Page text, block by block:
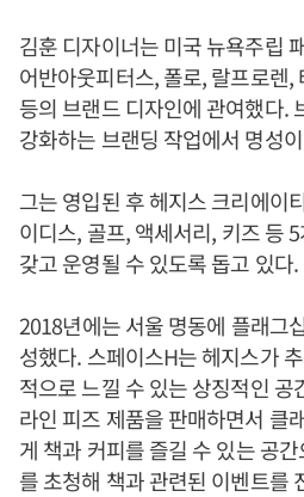
김훈 디자이너는 미국 뉴욕주립
어반아웃피터스, 폴로, 랄프로렌,
등의 브랜드 디자인에 관여했다.
강화하는 브랜딩 작업에서 명성
그는 영입된 후 헤지스 크리에이
이디스, 골프, 액세서리, 키즈 등
갖고 운영될 수 있도록 돕고 있다.
2018년에는 서울 명동에 플래그
성했다. 스페이스H는 헤지스가
적으로 느낄 수 있는 상징적인 공
라인 피즈 제품을 판매하면서 클
게 책과 커피를 즐길 수 있는 공
를 초청해 책과 관련된 이벤트를